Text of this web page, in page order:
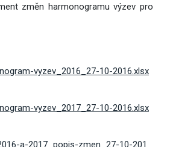
změn harmonogramu výzev pro
vyzev_2016_27-10-2016.xlsx
vyzev_2017_27-10-2016.xlsx
a-2017_popis-zmen_27-10-201